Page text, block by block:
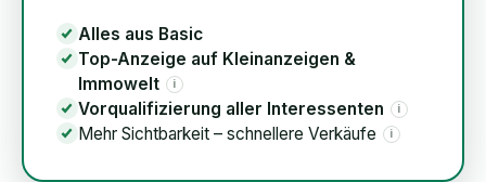
Alles aus Basic
Top-Anzeige auf Kleinanzeigen &
Immowelt
i
Vorqualifizierung aller Interessenten i
Mehr Sichtbarkeit – schnellere Verkäufe i